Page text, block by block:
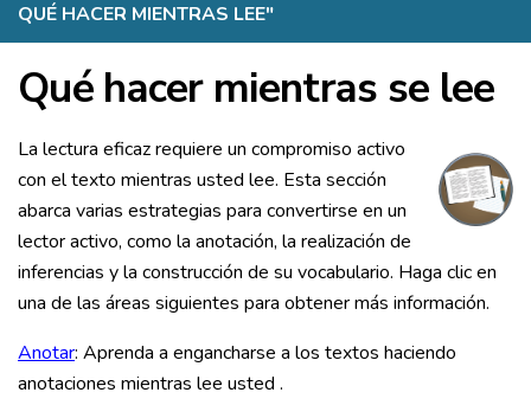
QUÉ HACER MIENTRAS LEE"
Qué hacer mientras se lee
La lectura eficaz requiere un compromiso activo
con el texto mientras usted lee. Esta sección
abarca varias estrategias para convertirse en un
lector activo, como la anotación, la realización de
inferencias y la construcción de su vocabulario. Haga clic en
una de las áreas siguientes para obtener más información.
Anotar: Aprenda a engancharse a los textos haciendo
anotaciones mientras lee usted .